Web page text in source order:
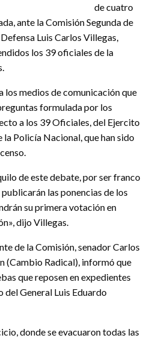
de cuatro
ante la Comisión Segunda de
Luis Carlos Villegas,
los 39 oficiales de la
medios de comunicación que
formulada por los
a los 39 Oficiales, del Ejercito
la Policía Nacional, que han sido
de este debate, por ser franco
las ponencias de los
su primera votación en
dijo Villegas.
de la Comisión, senador Carlos
(Cambio Radical), informó que
que reposen en expedientes
del General Luis Eduardo
donde se evacuaron todas las